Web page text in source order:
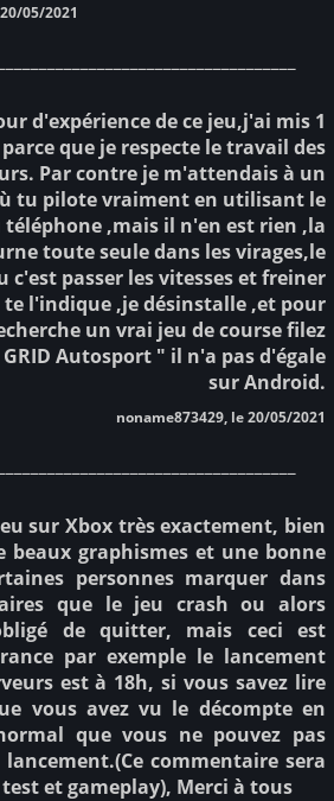
05/2021
d'expérience de ce jeu,j'ai mis 1
que je respecte le travail des
Par contre je m'attendais à un
tu pilote vraiment en utilisant le
téléphone ,mais il n'en est rien ,la
toute seule dans les virages,le
c'est passer les vitesses et freiner
l'indique ,je désinstalle ,et pour
un vrai jeu de course filez
Autosport " il n'a pas d'égale
sur Android.
noname873429, le 20/05/2021
sur Xbox très exactement, bien
beaux graphismes et une bonne
personnes marquer dans
que le jeu crash ou alors
de quitter, mais ceci est
par exemple le lancement
est à 18h, si vous savez lire
vous avez vu le décompte en
que vous ne pouvez pas
commentaire sera
et gameplay), Merci à tous